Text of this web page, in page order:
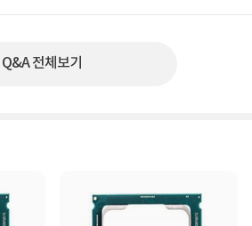
Q&A 전체보기